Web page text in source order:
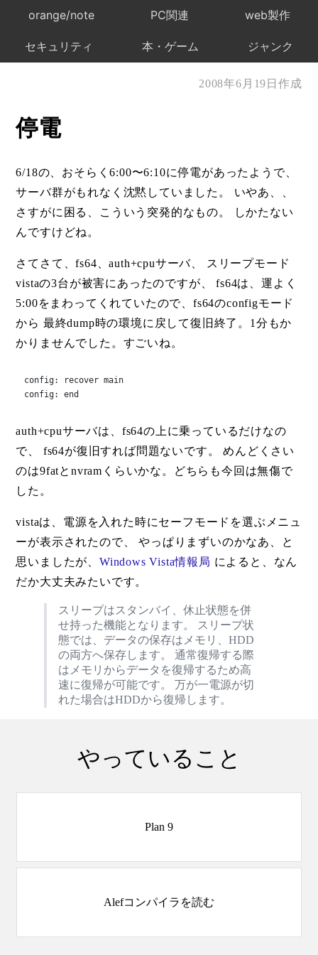
orange/note PC関連 web製作
セキュリティ 本・ゲーム ジャンク
2008年6月19日作成
停電
6/18の、おそらく6:00〜6:10に停電があったようで、
サーバ群がもれなく沈黙していました。 いやあ、、
さすがに困る、こういう突発的なもの。 しかたない
んですけどね。
さてさて、fs64、auth+cpuサーバ、 スリープモード
vistaの3台が被害にあったのですが、 fs64は、運よく
5:00をまわってくれていたので、fs64のconfigモード
から 最終dump時の環境に戻して復旧終了。1分もか
かりませんでした。すごいね。
config: recover main
config: end
auth+cpuサーバは、fs64の上に乗っているだけなの
で、 fs64が復旧すれば問題ないです。 めんどくさい
のは9fatとnvramくらいかな。どちらも今回は無傷で
した。
vistaは、電源を入れた時にセーフモードを選ぶメニュ
ーが表示されたので、 やっぱりまずいのかなあ、と
思いましたが、 Windows Vista情報局 によると、なん
だか大丈夫みたいです。
スリープはスタンバイ、休止状態を併
せ持った機能となります。 スリープ状
態では、データの保存はメモリ、HDD
の両方へ保存します。 通常復帰する際
はメモリからデータを復帰するため高
速に復帰が可能です。 万が一電源が切
れた場合はHDDから復帰します。
やっていること
Plan 9
Alefコンパイラを読む